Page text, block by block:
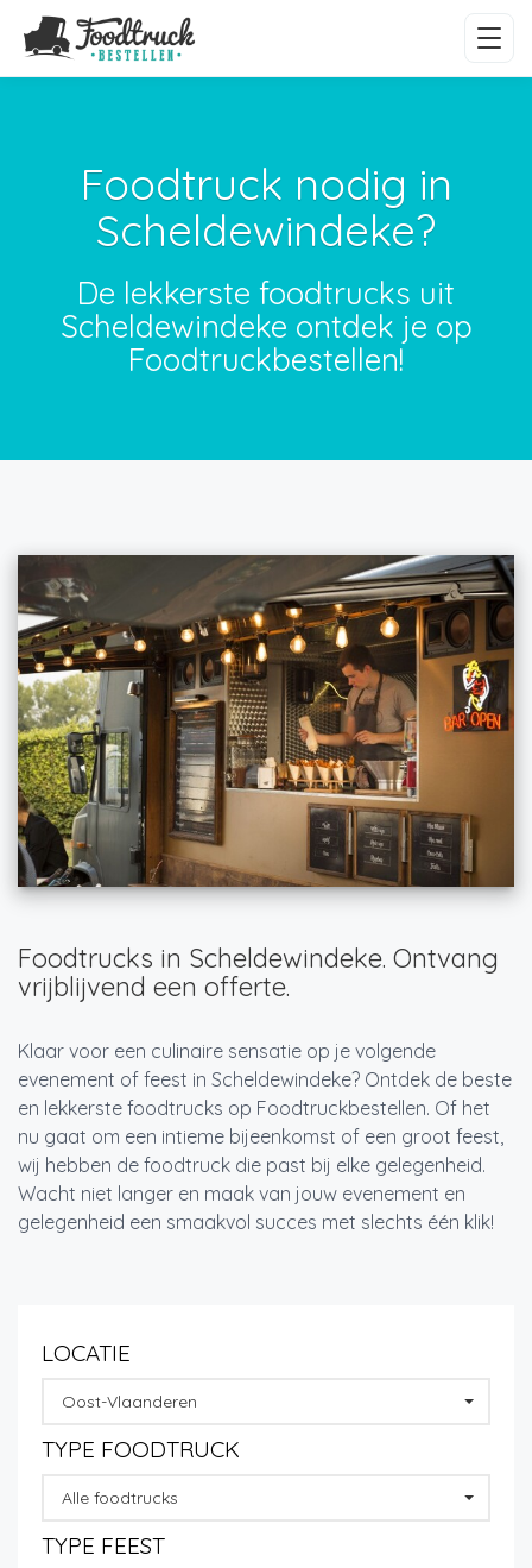
Foodtruck nodig in
Scheldewindeke?
De lekkerste foodtrucks uit
Scheldewindeke ontdek je op
Foodtruckbestellen!
Foodtrucks in Scheldewindeke. Ontvang
vrijblijvend een offerte.
Klaar voor een culinaire sensatie op je volgende
evenement of feest in Scheldewindeke? Ontdek de beste
en lekkerste foodtrucks op Foodtruckbestellen. Of het
nu gaat om een intieme bijeenkomst of een groot feest,
wij hebben de foodtruck die past bij elke gelegenheid.
Wacht niet langer en maak van jouw evenement en
gelegenheid een smaakvol succes met slechts één klik!
LOCATIE
Oost-Vlaanderen
TYPE FOODTRUCK
Alle foodtrucks
TYPE FEEST